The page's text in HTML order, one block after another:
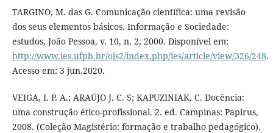
TARGINO, M. das G. Comunicação científica: uma revisão
dos seus elementos básicos. Informação e Sociedade:
estudos, João Pessoa, v. 10, n. 2, 2000. Disponível em:
http://www.ies.ufpb.br/ojs2/index.php/ies/article/view/326/248.
Acesso em: 3 jun.2020.
VEIGA, I. P. A.; ARAÚJO J. C. S; KAPUZINIAK, C. Docência:
uma construção ético-profissional. 2. ed. Campinas: Papirus,
2008. (Coleção Magistério: formação e trabalho pedagógico).